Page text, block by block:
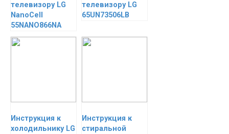
телевизору LG
NanoCell
55NANO866NA
телевизору LG
65UN73506LB
Инструкция к
холодильнику LG
Инструкция к
стиральной